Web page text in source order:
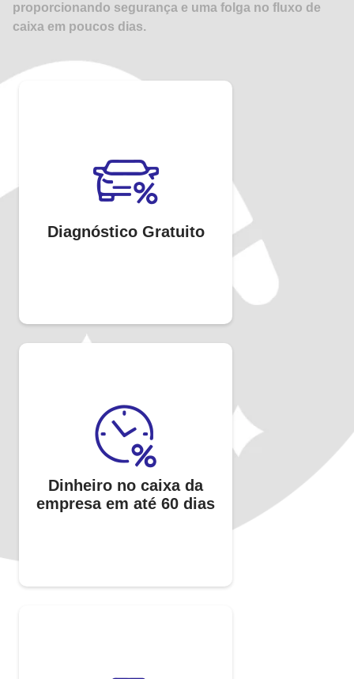
proporcionando segurança e uma folga no fluxo de
caixa em poucos dias.
Diagnóstico Gratuito
Dinheiro no caixa da
empresa em até 60 dias